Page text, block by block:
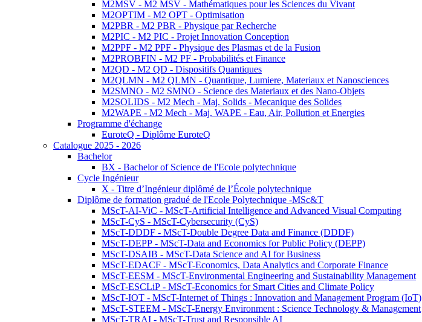
M2MSV - M2 MSV - Mathématiques pour les Sciences du Vivant
M2OPTIM - M2 OPT - Optimisation
M2PBR - M2 PBR - Physique par Recherche
M2PIC - M2 PIC - Projet Innovation Conception
M2PPF - M2 PPF - Physique des Plasmas et de la Fusion
M2PROBFIN - M2 PF - Probabilités et Finance
M2QD - M2 QD - Dispositifs Quantiques
M2QLMN - M2 QLMN - Quantique, Lumiere, Materiaux et Nanosciences
M2SMNO - M2 SMNO - Science des Materiaux et des Nano-Objets
M2SOLIDS - M2 Mech - Maj. Solids - Mecanique des Solides
M2WAPE - M2 Mech - Maj. WAPE - Eau, Air, Pollution et Energies
Programme d'échange
EuroteQ - Diplôme EuroteQ
Catalogue 2025 - 2026
Bachelor
BX - Bachelor of Science de l'Ecole polytechnique
Cycle Ingénieur
X - Titre d’Ingénieur diplômé de l’École polytechnique
Diplôme de formation gradué de l'Ecole Polytechnique -MSc&T
MScT-AI-ViC - MScT-Artificial Intelligence and Advanced Visual Computing
MScT-CyS - MScT-Cybersecurity (CyS)
MScT-DDDF - MScT-Double Degree Data and Finance (DDDF)
MScT-DEPP - MScT-Data and Economics for Public Policy (DEPP)
MScT-DSAIB - MScT-Data Science and AI for Business
MScT-EDACF - MScT-Economics, Data Analytics and Corporate Finance
MScT-EESM - MScT-Environmental Engineering and Sustainability Management
MScT-ESCLiP - MScT-Economics for Smart Cities and Climate Policy
MScT-IOT - MScT-Internet of Things : Innovation and Management Program (IoT)
MScT-STEEM - MScT-Energy Environment : Science Technology & Management
MScT-TRAI - MScT-Trust and Responsible AI